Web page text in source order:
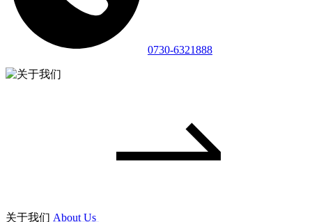
0730-6321888
关于我们 About Us